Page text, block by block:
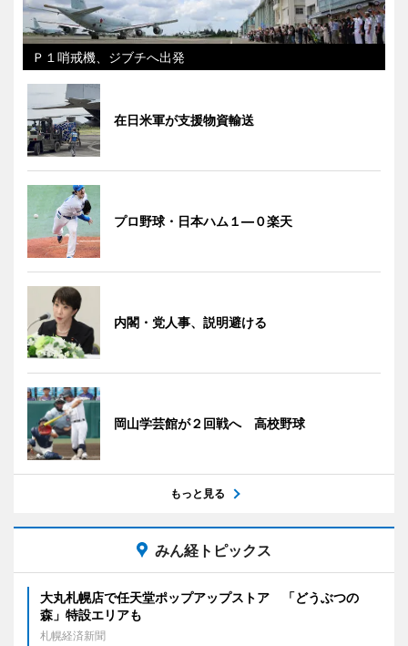
Ｐ１哨戒機、ジブチへ出発
在日米軍が支援物資輸送
プロ野球・日本ハム１―０楽天
内閣・党人事、説明避ける
岡山学芸館が２回戦へ 高校野球
もっと見る
みん経トピックス
大丸札幌店で任天堂ポップアップストア 「どうぶつの
森」特設エリアも
札幌経済新聞